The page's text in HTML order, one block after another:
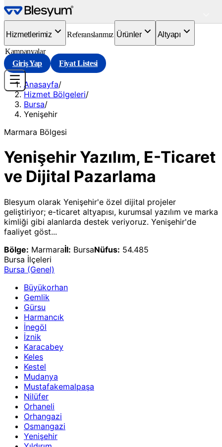
Hizmetlerimiz Referanslarımız Ürünler
Altyapı
Kampanyalar
Giriş Yap
Fiyat Listesi
Anasayfa/
Hizmet Bölgeleri/
Bursa/
Yenişehir
Marmara Bölgesi
Yenişehir Yazılım, E-Ticaret
ve Dijital Pazarlama
Blesyum olarak Yenişehir'e özel dijital projeler
geliştiriyor; e-ticaret altyapısı, kurumsal yazılım ve marka
kimliği gibi alanlarda destek veriyoruz. Yenişehir'de
faaliyet göst...
Bölge: Marmaraİl: BursaNüfus: 54.485
Bursa İlçeleri
Bursa (Genel)
Büyükorhan
Gemlik
Gürsu
Harmancık
İnegöl
İznik
Karacabey
Keles
Kestel
Mudanya
Mustafakemalpaşa
Nilüfer
Orhaneli
Orhangazi
Osmangazi
Yenişehir